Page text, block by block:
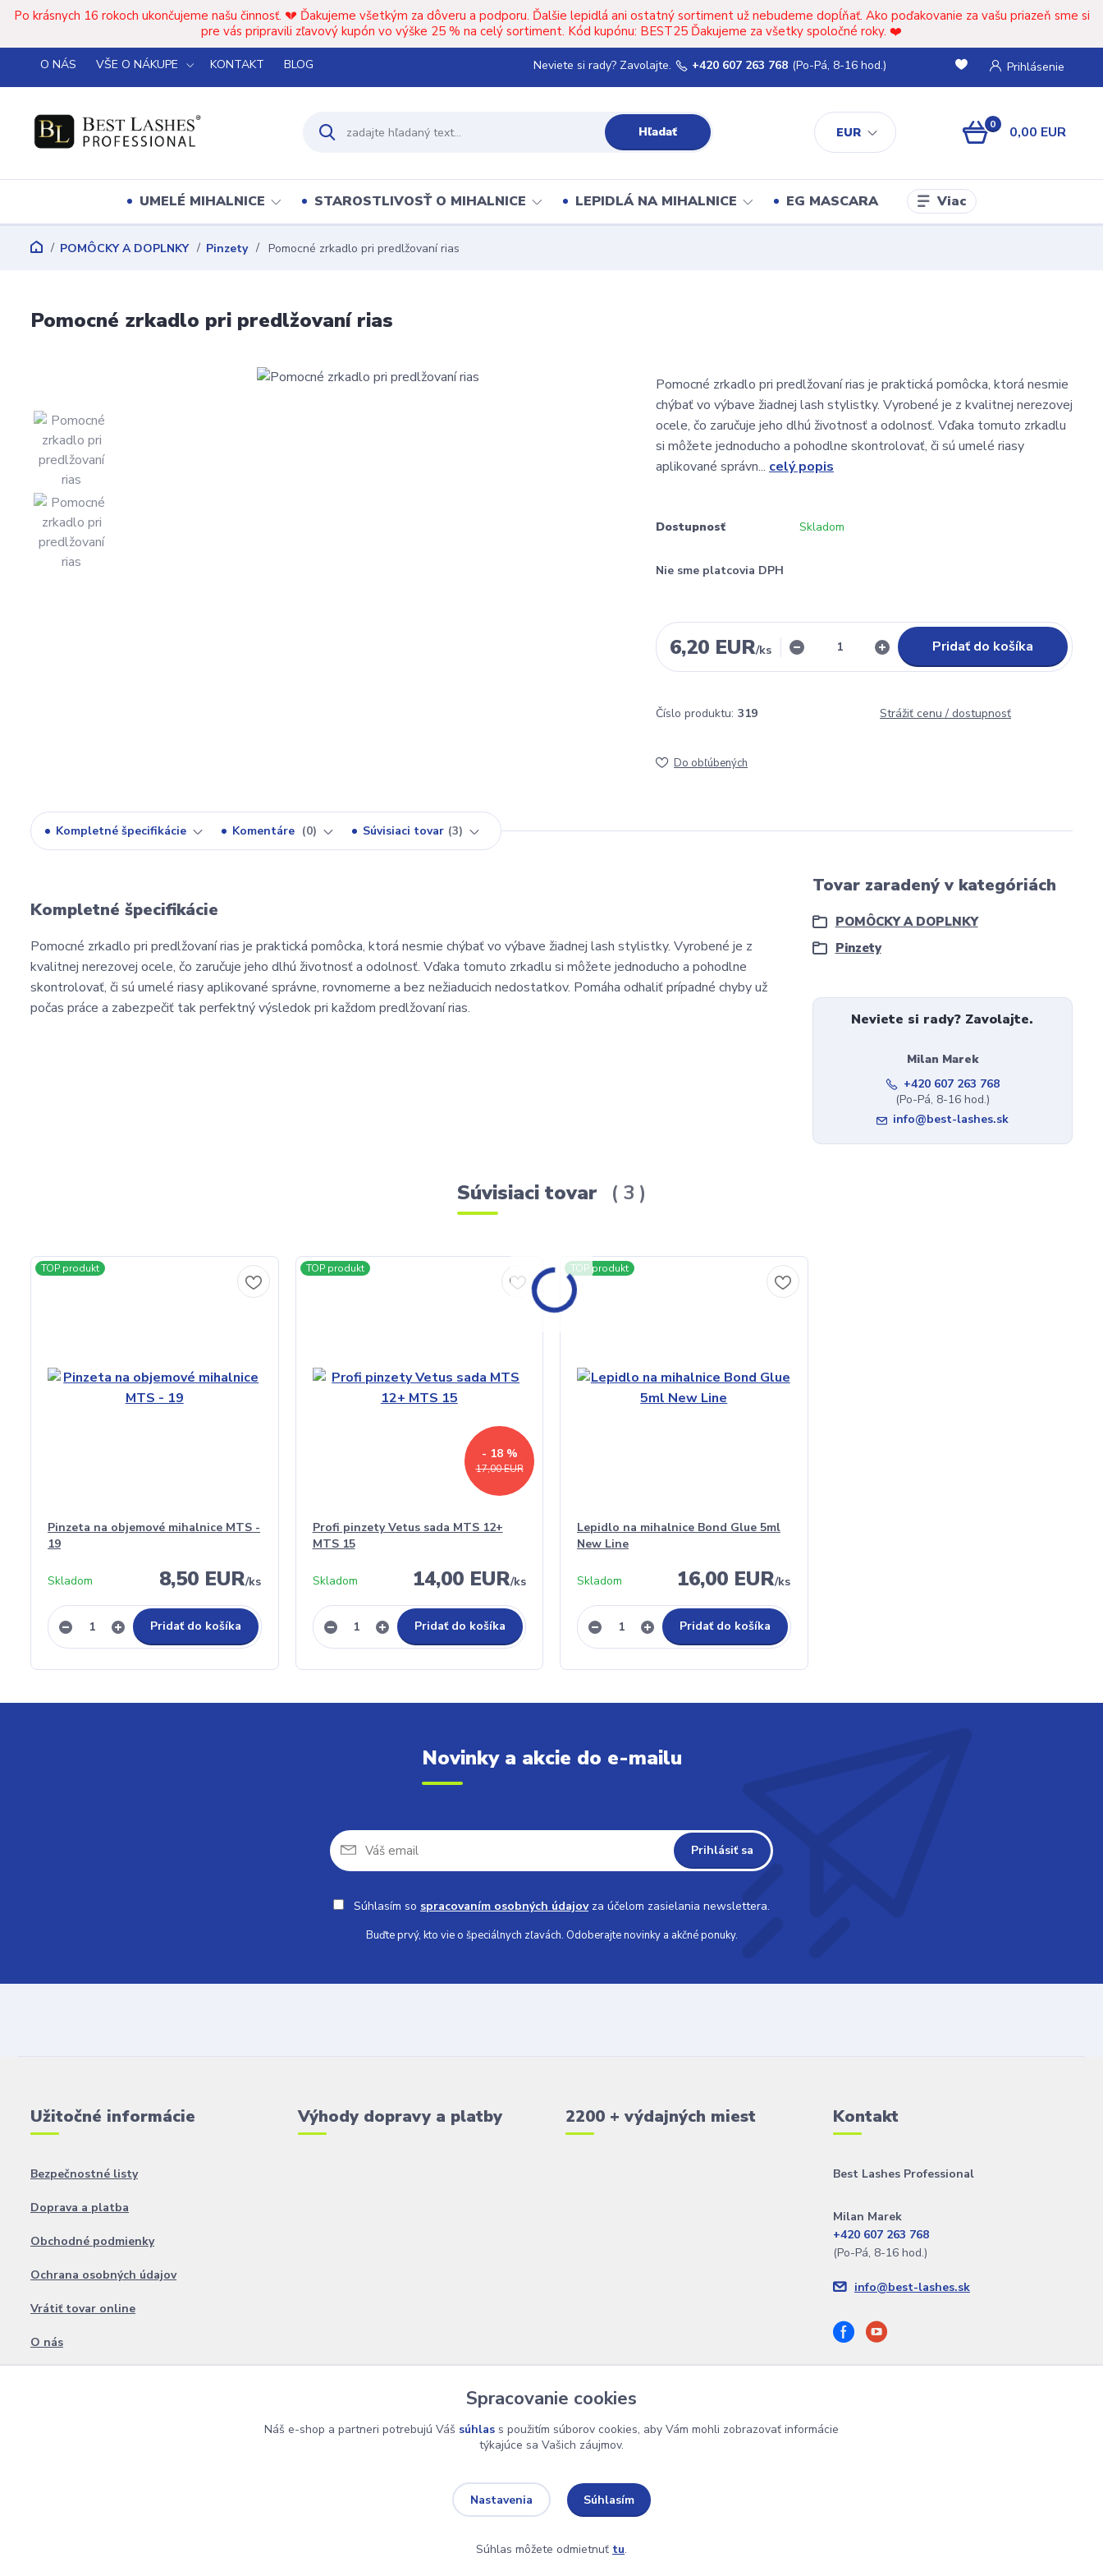
Po krásnych 16 rokoch ukončujeme našu činnosť. 💔 Ďakujeme všetkým za dôveru a podporu. Ďalšie lepidlá ani ostatný sortiment už nebudeme dopĺňať. Ako poďakovanie za vašu priazeň sme si
pre vás pripravili zľavový kupón vo výške 25 % na celý sortiment. Kód kupónu: BEST25 Ďakujeme za všetky spoločné roky. ❤️
O NÁS VŠE O NÁKUPE KONTAKT BLOG
EUR
Prihlásenie
Hľadať
Neviete si rady? Zavolajte. +420 607 263 768 (Po-Pá, 8-16 hod.)
0 0,00 EUR
UMELÉ MIHALNICE STAROSTLIVOSŤ O MIHALNICE LEPIDLÁ NA MIHALNICE EG MASCARA Viac
POMÔCKY A DOPLNKY Pinzety Pomocné zrkadlo pri predlžovaní rias
Pomocné zrkadlo pri predlžovaní rias
Pomocné zrkadlo pri predlžovaní rias je praktická pomôcka, ktorá nesmie
chýbať vo výbave žiadnej lash stylistky. Vyrobené je z kvalitnej nerezovej
ocele, čo zaručuje jeho dlhú životnosť a odolnosť. Vďaka tomuto zrkadlu
si môžete jednoducho a pohodlne skontrolovať, či sú umelé riasy
aplikované správn... celý popis
Dostupnosť Skladom
Nie sme platcovia DPH
6,20 EUR/ks Pridať do košíka
Číslo produktu: 319 Strážiť cenu / dostupnosť
Do obľúbených
Kompletné špecifikácie Komentáre 0 Súvisiaci tovar 3
Kompletné špecifikácie
Pomocné zrkadlo pri predlžovaní rias je praktická pomôcka, ktorá nesmie chýbať vo výbave žiadnej lash stylistky. Vyrobené je z
kvalitnej nerezovej ocele, čo zaručuje jeho dlhú životnosť a odolnosť. Vďaka tomuto zrkadlu si môžete jednoducho a pohodlne
skontrolovať, či sú umelé riasy aplikované správne, rovnomerne a bez nežiaducich nedostatkov. Pomáha odhaliť prípadné chyby už
počas práce a zabezpečiť tak perfektný výsledok pri každom predlžovaní rias.
Tovar zaradený v kategóriách
POMÔCKY A DOPLNKY
Pinzety
Neviete si rady? Zavolajte.
Milan Marek
+420 607 263 768
(Po-Pá, 8-16 hod.)
info@best-lashes.sk
Súvisiaci tovar 3
TOP produkt
Pinzeta na objemové mihalnice MTS -
19
8,50 EUR/ks
Skladom
Pridať do košíka
TOP produkt
17,00 EUR
- 18 %
Profi pinzety Vetus sada MTS 12+
MTS 15
14,00 EUR/ks
Skladom
Pridať do košíka
TOP produkt
Lepidlo na mihalnice Bond Glue 5ml
New Line
16,00 EUR/ks
Skladom
Pridať do košíka
Novinky a akcie do e-mailu
Prihlásiť sa
Súhlasím so spracovaním osobných údajovza účelom zasielania newslettera.
Buďte prvý, kto vie o špeciálnych zľavách. Odoberajte novinky a akčné ponuky.
Užitočné informácie
Bezpečnostné listy
Doprava a platba
Obchodné podmienky
Ochrana osobných údajov
Vrátiť tovar online
O nás
Výhody dopravy a platby 2200 + výdajných miest Kontakt
Best Lashes Professional
Milan Marek
+420 607 263 768
(Po-Pá, 8-16 hod.)
info@best-lashes.sk
Copyright © 2009 - 2025 Best Lashes Professional • Na UX & Web Design je tu Lukáš Dubina
Spracovanie cookies
Náš e-shop a partneri potrebujú Váš súhlas s použitím súborov cookies, aby Vám mohli zobrazovať informácie
týkajúce sa Vašich záujmov.
Nastavenia Súhlasím
Súhlas môžete odmietnuť tu.